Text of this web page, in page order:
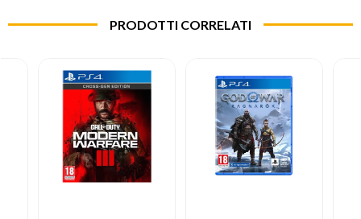
PRODOTTI CORRELATI